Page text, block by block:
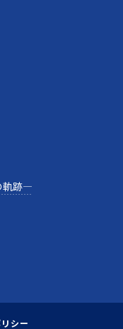
軌跡—
シー